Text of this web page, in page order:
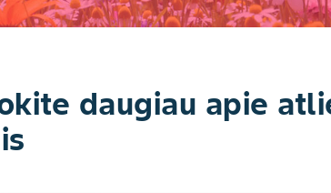
daugiau apie